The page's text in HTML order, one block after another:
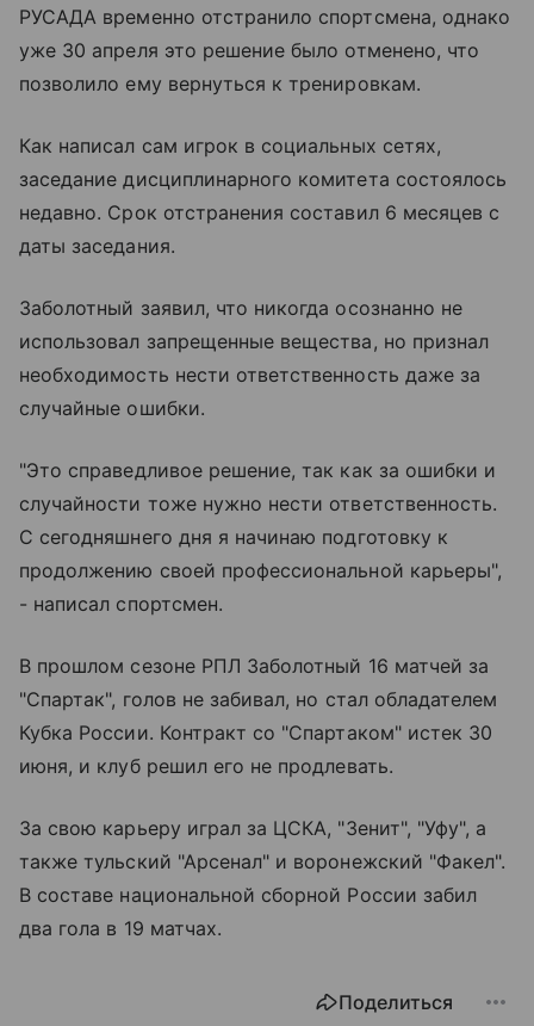
РУСАДА временно отстранило спортсмена, однако
уже 30 апреля это решение было отменено, что
позволило ему вернуться к тренировкам.
Как написал сам игрок в социальных сетях,
заседание дисциплинарного комитета состоялось
недавно. Срок отстранения составил 6 месяцев с
даты заседания.
Заболотный заявил, что никогда осознанно не
использовал запрещенные вещества, но признал
необходимость нести ответственность даже за
случайные ошибки.
"Это справедливое решение, так как за ошибки и
случайности тоже нужно нести ответственность.
С сегодняшнего дня я начинаю подготовку к
продолжению своей профессиональной карьеры",
- написал спортсмен.
В прошлом сезоне РПЛ Заболотный 16 матчей за
"Спартак", голов не забивал, но стал обладателем
Кубка России. Контракт со "Спартаком" истек 30
июня, и клуб решил его не продлевать.
За свою карьеру играл за ЦСКА, "Зенит", "Уфу", а
также тульский "Арсенал" и воронежский "Факел".
В составе национальной сборной России забил
два гола в 19 матчах.
Поделиться